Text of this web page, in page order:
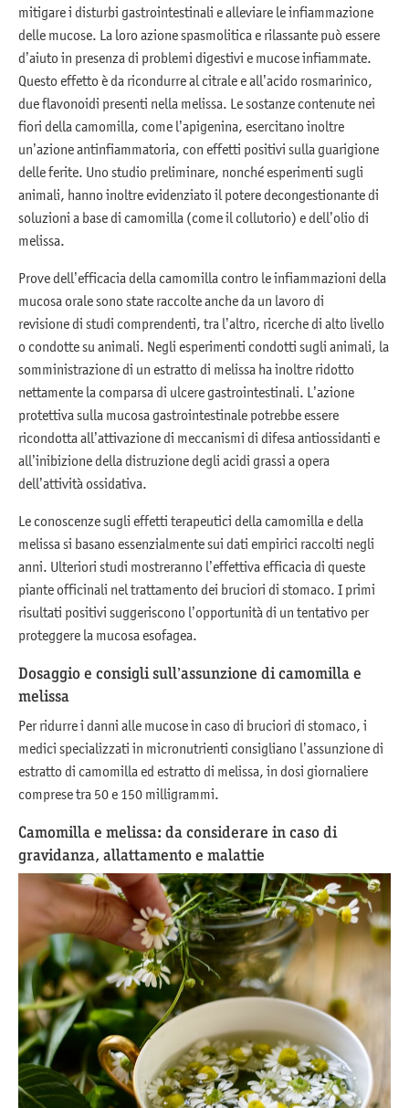
mitigare i disturbi gastrointestinali e alleviare le infiammazione
delle mucose. La loro azione spasmolitica e rilassante può essere
d’aiuto in presenza di problemi digestivi e mucose infiammate.
Questo effetto è da ricondurre al citrale e all’acido rosmarinico,
due flavonoidi presenti nella melissa. Le sostanze contenute nei
fiori della camomilla, come l’apigenina, esercitano inoltre
un’azione antinfiammatoria, con effetti positivi sulla guarigione
delle ferite. Uno studio preliminare, nonché esperimenti sugli
animali, hanno inoltre evidenziato il potere decongestionante di
soluzioni a base di camomilla (come il collutorio) e dell’olio di
melissa.
Prove dell’efficacia della camomilla contro le infiammazioni della
mucosa orale sono state raccolte anche da un lavoro di
revisione di studi comprendenti, tra l’altro, ricerche di alto livello
o condotte su animali. Negli esperimenti condotti sugli animali, la
somministrazione di un estratto di melissa ha inoltre ridotto
nettamente la comparsa di ulcere gastrointestinali. L’azione
protettiva sulla mucosa gastrointestinale potrebbe essere
ricondotta all’attivazione di meccanismi di difesa antiossidanti e
all’inibizione della distruzione degli acidi grassi a opera
dell’attività ossidativa.
Le conoscenze sugli effetti terapeutici della camomilla e della
melissa si basano essenzialmente sui dati empirici raccolti negli
anni. Ulteriori studi mostreranno l’effettiva efficacia di queste
piante officinali nel trattamento dei bruciori di stomaco. I primi
risultati positivi suggeriscono l’opportunità di un tentativo per
proteggere la mucosa esofagea.
Dosaggio e consigli sull’assunzione di camomilla e
melissa
Per ridurre i danni alle mucose in caso di bruciori di stomaco, i
medici specializzati in micronutrienti consigliano l’assunzione di
estratto di camomilla ed estratto di melissa, in dosi giornaliere
comprese tra 50 e 150 milligrammi.
Camomilla e melissa: da considerare in caso di
gravidanza, allattamento e malattie